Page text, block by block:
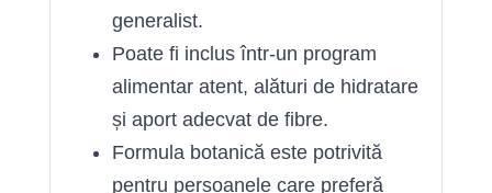
generalist.
Poate fi inclus într-un program
alimentar atent, alături de hidratare
și aport adecvat de fibre.
Formula botanică este potrivită
pentru persoanele care preferă